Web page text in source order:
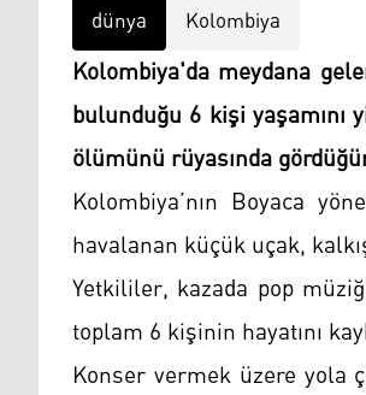
dünya Kolombiya
Kolombiya'da meydana
bulunduğu 6 kişi yaşamını
ölümünü rüyasında
Kolombiya’nın Boyaca
havalanan küçük uçak,
Yetkililer, kazada pop
toplam 6 kişinin hayatını
Konser vermek üzere yola